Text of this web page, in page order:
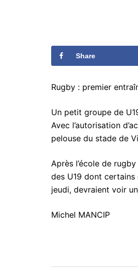
Share
Rugby : premier
Un petit groupe de
Avec l’autorisation
pelouse du stade de
Après l’école de
des U19 dont certains
jeudi, devraient voir
Michel MANCIP